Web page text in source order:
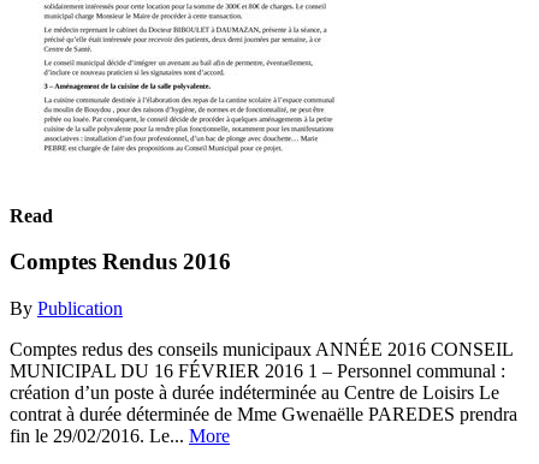
Read
Comptes Rendus 2016
By Publication
Comptes redus des conseils municipaux ANNÉE 2016 CONSEIL
MUNICIPAL DU 16 FÉVRIER 2016 1 – Personnel communal :
création d’un poste à durée indéterminée au Centre de Loisirs Le
contrat à durée déterminée de Mme Gwenaëlle PAREDES prendra
fin le 29/02/2016. Le... More